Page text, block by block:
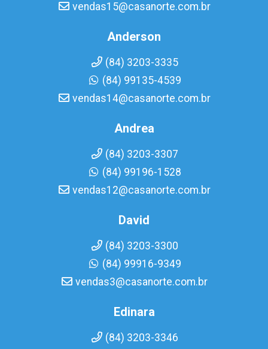
vendas15@casanorte.com.br
Anderson
(84) 3203-3335
(84) 99135-4539
vendas14@casanorte.com.br
Andrea
(84) 3203-3307
(84) 99196-1528
vendas12@casanorte.com.br
David
(84) 3203-3300
(84) 99916-9349
vendas3@casanorte.com.br
Edinara
(84) 3203-3346